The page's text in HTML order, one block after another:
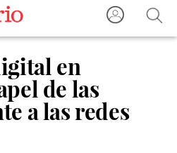
en
de las
a las redes